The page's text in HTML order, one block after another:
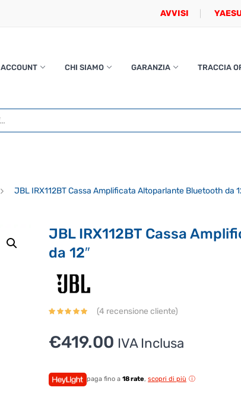
AVVISI
ACCOUNT CHI SIAMO GARANZIA TRACCIA
JBL IRX112BT Cassa Amplificata Altoparlante Bluetooth da
JBL IRX112BT Cassa
da 12″
(4 recensione cliente)
€419.00 IVA Inclusa
paga fino a 18 rate, scopri di più